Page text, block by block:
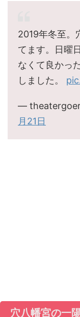
2019年冬至。
てます。日曜
なくて良かっ
しました。
—
月21日
穴八幡宮の一